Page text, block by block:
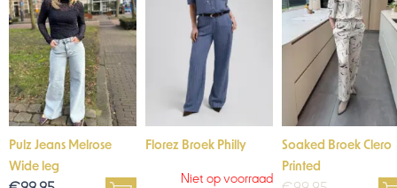
Pulz Jeans Melrose
Wide leg
Florez Broek Philly
Niet op voorraad
Soaked Broek Clero
Printed
€99,95.
€50,00.